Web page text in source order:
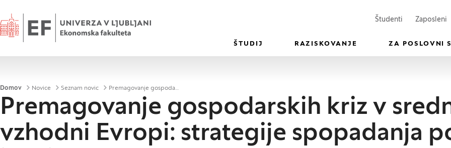
Domov Študenti (Odpre se v
Zaposleni
ŠTUDIJ RAZISKOVANJE ZA POSLOVNI
Drobtinice
Domov Novice Seznam novic Premagovanje gospodarskih kriz v srednji in vzhodni Evropi: strategije spopadanja porabnikov in njihova odpornost
Premagovanje gospodarskih kriz v
vzhodni Evropi: strategije spopadanja